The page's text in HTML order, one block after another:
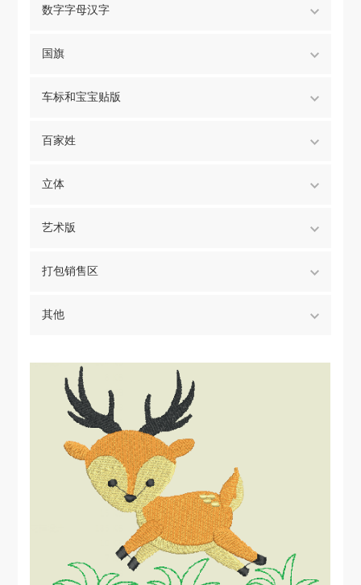
数字字母汉字
国旗
车标和宝宝贴版
百家姓
立体
艺术版
打包销售区
其他